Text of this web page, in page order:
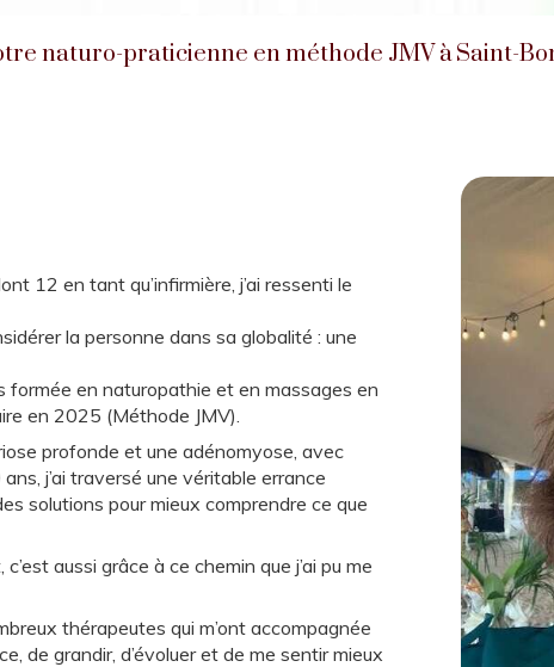
naturo-praticienne en méthode JMV à Saint-
12 en tant qu’infirmière, j’ai ressenti le
la personne dans sa globalité : une
formée en naturopathie et en massages en
en 2025 (Méthode JMV).
profonde et une adénomyose, avec
j’ai traversé une véritable errance
solutions pour mieux comprendre ce que
aussi grâce à ce chemin que j’ai pu me
thérapeutes qui m’ont accompagnée
de grandir, d’évoluer et de me sentir mieux